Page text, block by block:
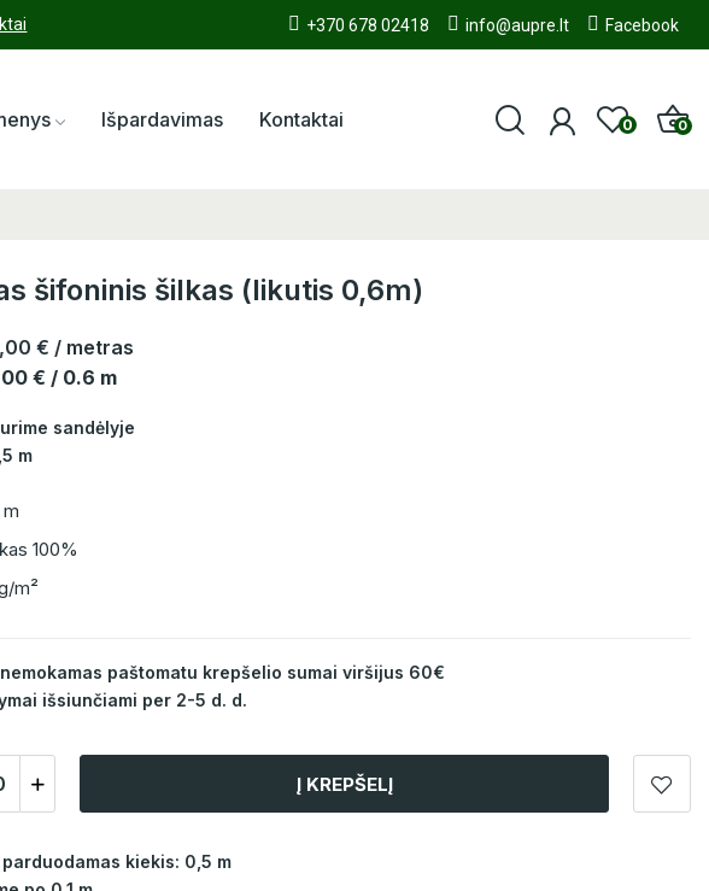
+370 678 02418 info@aupre.lt Facebook
Išpardavimas Kontaktai 0 0
šifoninis šilkas (likutis 0,6m)
€ / metras
€ / 0.6 m
sandėlyje
m
100%
m²
paštomatu krepšelio sumai viršijus 60€
išsiunčiami per 2-5 d. d.
Į KREPŠELĮ
kiekis: 0,5 m